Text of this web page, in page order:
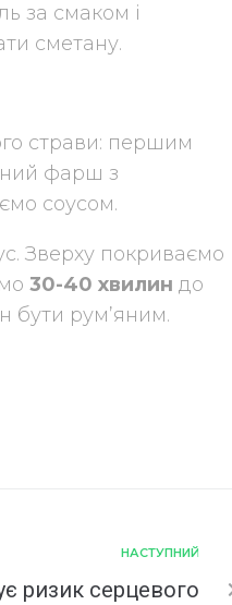
за смаком і
сметану.
страви: першим
фарш з
соусом.
Зверху покриваємо
30-40 хвилин до
бути рум’яним.
НАСТУПНИЙ
ризик серцевого